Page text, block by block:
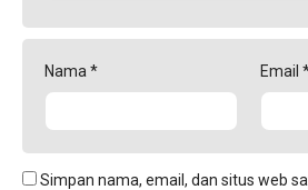
Nama * Email
Simpan nama, email, dan situs web